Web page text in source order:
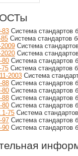
83 Система стандартов
Система стандартов
Система
Система
80 Система стандартов
75 Система стандартов
2003 Система
88 Система стандартов
80 Система стандартов
88 Система стандартов
80 Система стандартов
75 Система
97 Система стандартов
90 Система стандартов